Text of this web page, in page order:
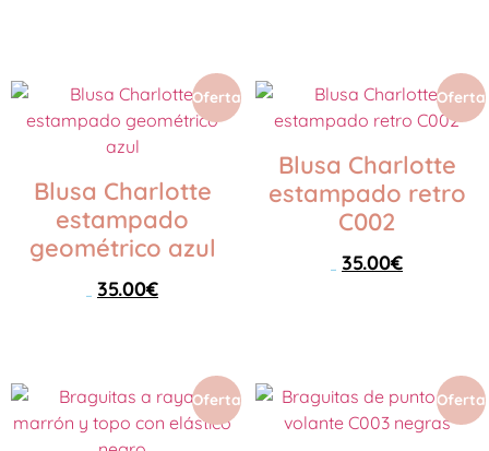
Oferta
Blusa Charlotte
estampado
geométrico azul
35.00€
Oferta
Blusa Charlotte
estampado retro
C002
35.00€
Oferta Oferta